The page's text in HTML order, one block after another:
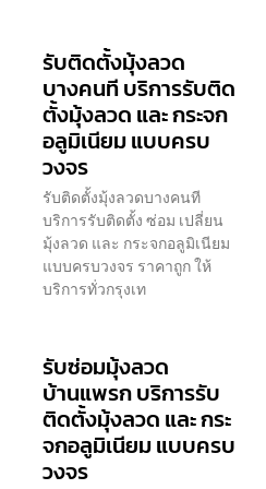
รับติดตั้งมุ้งลวด
บางคนที บริการรับติด
ตั้งมุ้งลวด และ กระจก
อลูมิเนียม แบบครบ
วงจร
รับติดตั้งมุ้งลวดบางคนที
บริการรับติดตั้ง ซ่อม เปลี่ยน
มุ้งลวด และ กระจกอลูมิเนียม
แบบครบวงจร ราคาถูก ให้
บริการทั่วกรุงเท
รับซ่อมมุ้งลวด
บ้านแพรก บริการรับ
ติดตั้งมุ้งลวด และ กระ
จกอลูมิเนียม แบบครบ
วงจร